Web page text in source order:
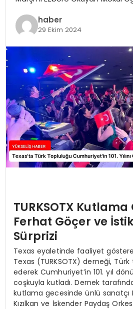
haber
29 Ekim 2024
TURKSOTX
Ferhat Göçer ve
Sürprizi
Texas eyaletinde faaliyet
Texas (TURKSOTX) derneği,
ederek Cumhuriyet’in 101. yıl
coşkuyla kutladı. Dernek
kutlama gecesinde ünlü sanatçı
Kızılkan ve İskender Paydaş